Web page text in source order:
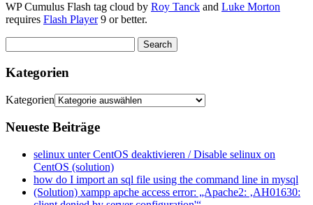
WP Cumulus Flash tag cloud by Roy Tanck and Luke Morton
requires Flash Player9 or better.
Kategorien
Kategorien
Neueste Beiträge
selinux unter CentOS deaktivieren / Disable selinux on
CentOS (solution)
how do I import an sql file using the command line in mysql
(Solution) xampp apche access error: „Apache2: ‚AH01630: